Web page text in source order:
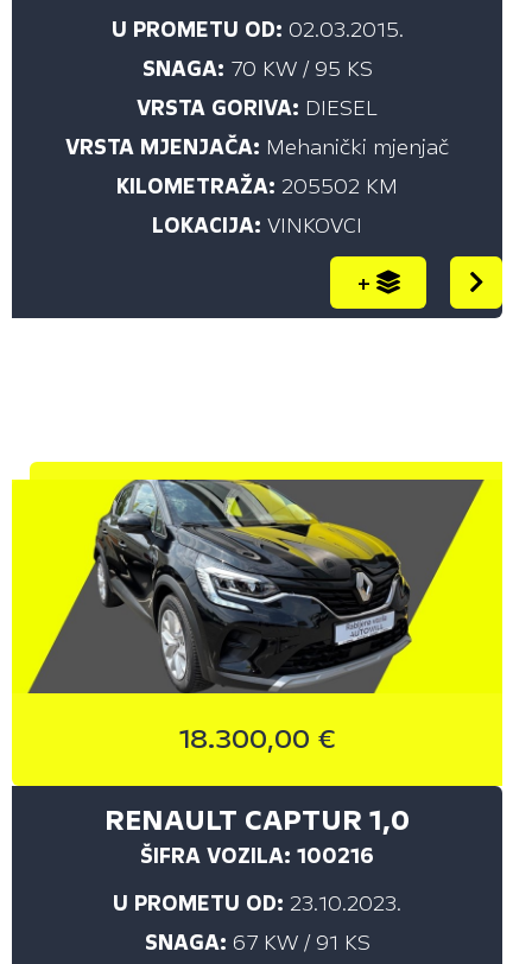
CIJENA ISPOD (€)
10.000,00
15.000,00
20.000,00
PRIKAŽI
U PROMETU OD: 02.03.2015.
SNAGA: 70 KW / 95 KS
VRSTA GORIVA: DIESEL
VRSTA MJENJAČA: Mehanički mjenjač
KILOMETRAŽA: 205502 KM
LOKACIJA: VINKOVCI
+
18.300,00 €
RENAULT CAPTUR 1,0
ŠIFRA VOZILA: 100216
U PROMETU OD: 23.10.2023.
SNAGA: 67 KW / 91 KS